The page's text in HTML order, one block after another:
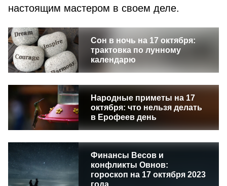
настоящим мастером в своем деле.
Сон в ночь на 17 октября:
трактовка по лунному
календарю
Народные приметы на 17
октября: что нельзя делать
в Ерофеев день
Финансы Весов и
конфликты Овнов:
гороскоп на 17 октября 2023
года